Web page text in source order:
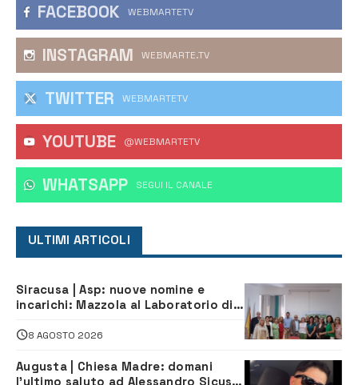
FACEBOOK WEBMARTETV
INSTAGRAM WEBMARTE.TV
TWITTER WEBMARTETV
YOUTUBE @WEBMARTETV
WHATSAPP ‎SEGUI IL CANALE
ULTIMI ARTICOLI
Siracusa | Asp: nuove nomine e
incarichi: Mazzola al Laboratorio di
Servizio Legale
8 AGOSTO 2026
Augusta | Chiesa Madre: domani
l’ultimo saluto ad Alessandro Sicuso,